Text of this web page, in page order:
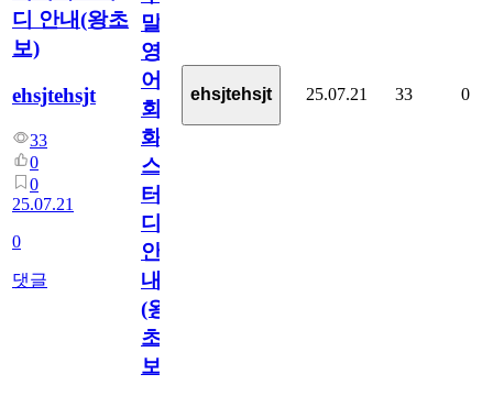
디 안내(왕초
보)
ehsjtehsjt
33
0
0
25.07.21
0
댓글
말
영
어
회
화
스
터
디
안
내
(왕
초
보)
ehsjtehsjt 25.07.21 33 0